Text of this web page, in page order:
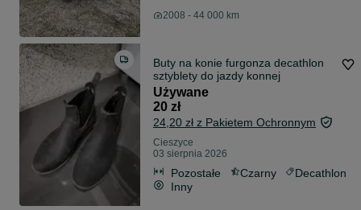
2008 - 44 000 km
Buty na konie furgonza decathlon
sztyblety do jazdy konnej
Używane
20 zł
24,20 zł z Pakietem Ochronnym
Cieszyce
03 sierpnia 2026
Pozostałe Czarny
Decathlon
Inny